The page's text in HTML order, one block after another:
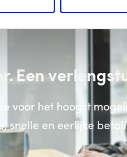
Een
voor het hoogst
snelle en eerlijke